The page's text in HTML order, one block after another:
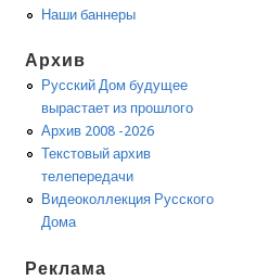
Наши баннеры
Архив
Русский Дом будущее
вырастает из прошлого
Архив 2008 -2026
Текстовый архив
телепередачи
Видеоколлекция Русского
Дома
Реклама